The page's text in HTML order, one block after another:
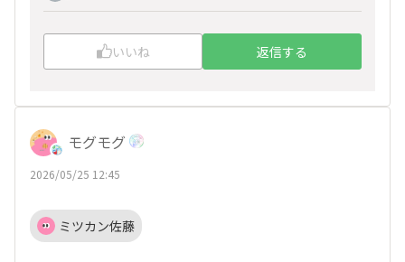
いいね 返信する
モグモグ
2026/05/25 12:45
ミツカン佐藤